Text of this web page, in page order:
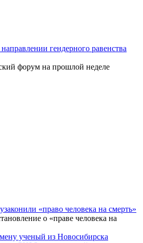
гендерного равенства
форум на прошлой неделе
«право человека на смерть»
о «праве человека на
ученый из Новосибирска